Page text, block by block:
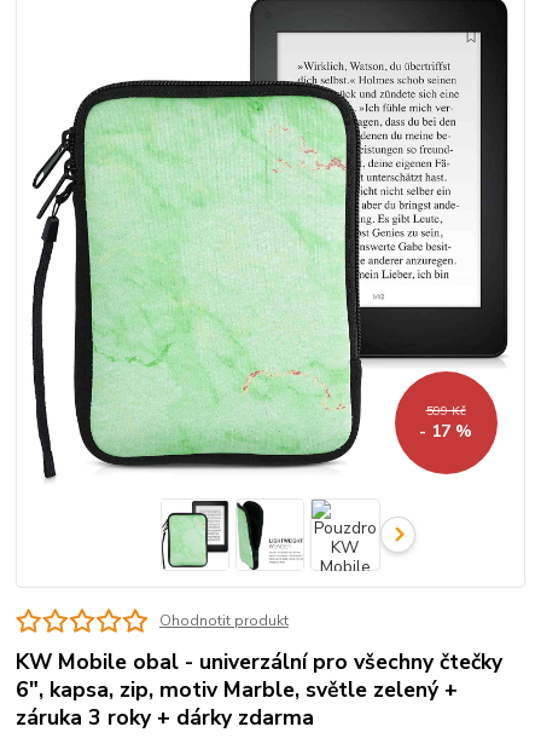
599 Kč
- 17 %
Ohodnotit produkt
KW Mobile obal - univerzální pro všechny čtečky
6", kapsa, zip, motiv Marble, světle zelený +
záruka 3 roky + dárky zdarma